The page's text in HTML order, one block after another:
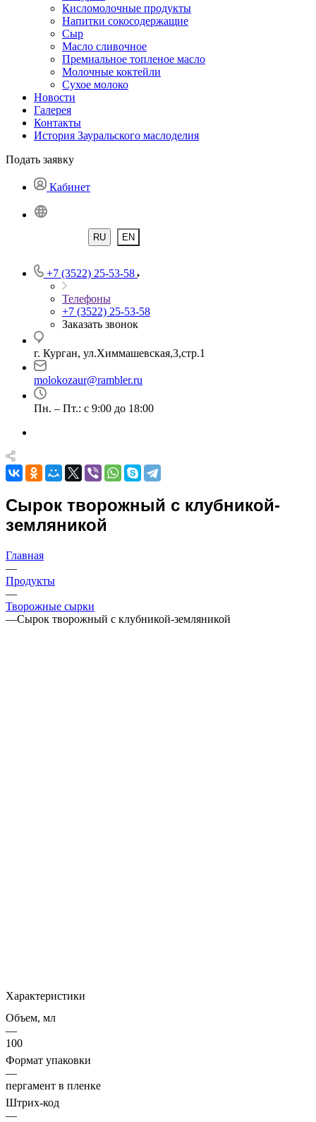
Кисломолочные продукты
Напитки сокосодержащие
Сыр
Масло сливочное
Премиальное топленое масло
Молочные коктейли
Сухое молоко
Новости
Галерея
Контакты
История Зауральского маслоделия
Подать заявку
Кабинет
RU EN
+7 (3522) 25-53-58
Телефоны
+7 (3522) 25-53-58
Заказать звонок
г. Курган, ул.Химмашевская,3,стр.1
molokozaur@rambler.ru
Пн. – Пт.: с 9:00 до 18:00
Сырок творожный с клубникой-
земляникой
Главная
—
Продукты
—
Творожные сырки
—Сырок творожный с клубникой-земляникой
Характеристики
Объем, мл
—
100
Формат упаковки
—
пергамент в пленке
Штрих-код
—